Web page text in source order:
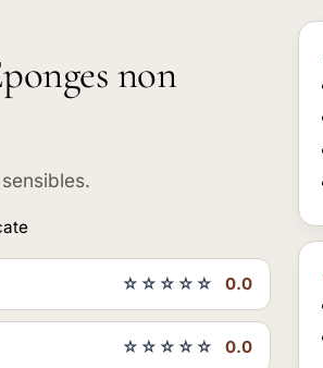
non
☆☆☆☆☆ 0.0
☆☆☆☆☆ 0.0